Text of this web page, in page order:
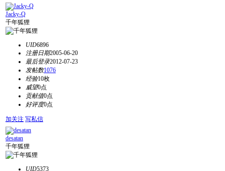
Jacky-Q
千年狐狸
UID6896
注册日期2005-06-20
最后登录2012-07-23
发帖数1076
经验10枚
威望0点
贡献值0点
好评度0点
加关注 写私信
desatan
千年狐狸
UID5373